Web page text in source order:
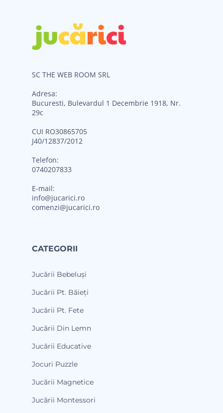
SC THE WEB ROOM SRL
Adresa:
Bucuresti, Bulevardul 1 Decembrie 1918, Nr.
29c
CUI RO30865705
J40/12837/2012
Telefon:
0740207833
E-mail:
info@jucarici.ro
comenzi@jucarici.ro
CATEGORII
Jucării Bebeluși
Jucării Pt. Băieți
Jucării Pt. Fete
Jucării Din Lemn
Jucării Educative
Jocuri Puzzle
Jucării Magnetice
Jucării Montessori